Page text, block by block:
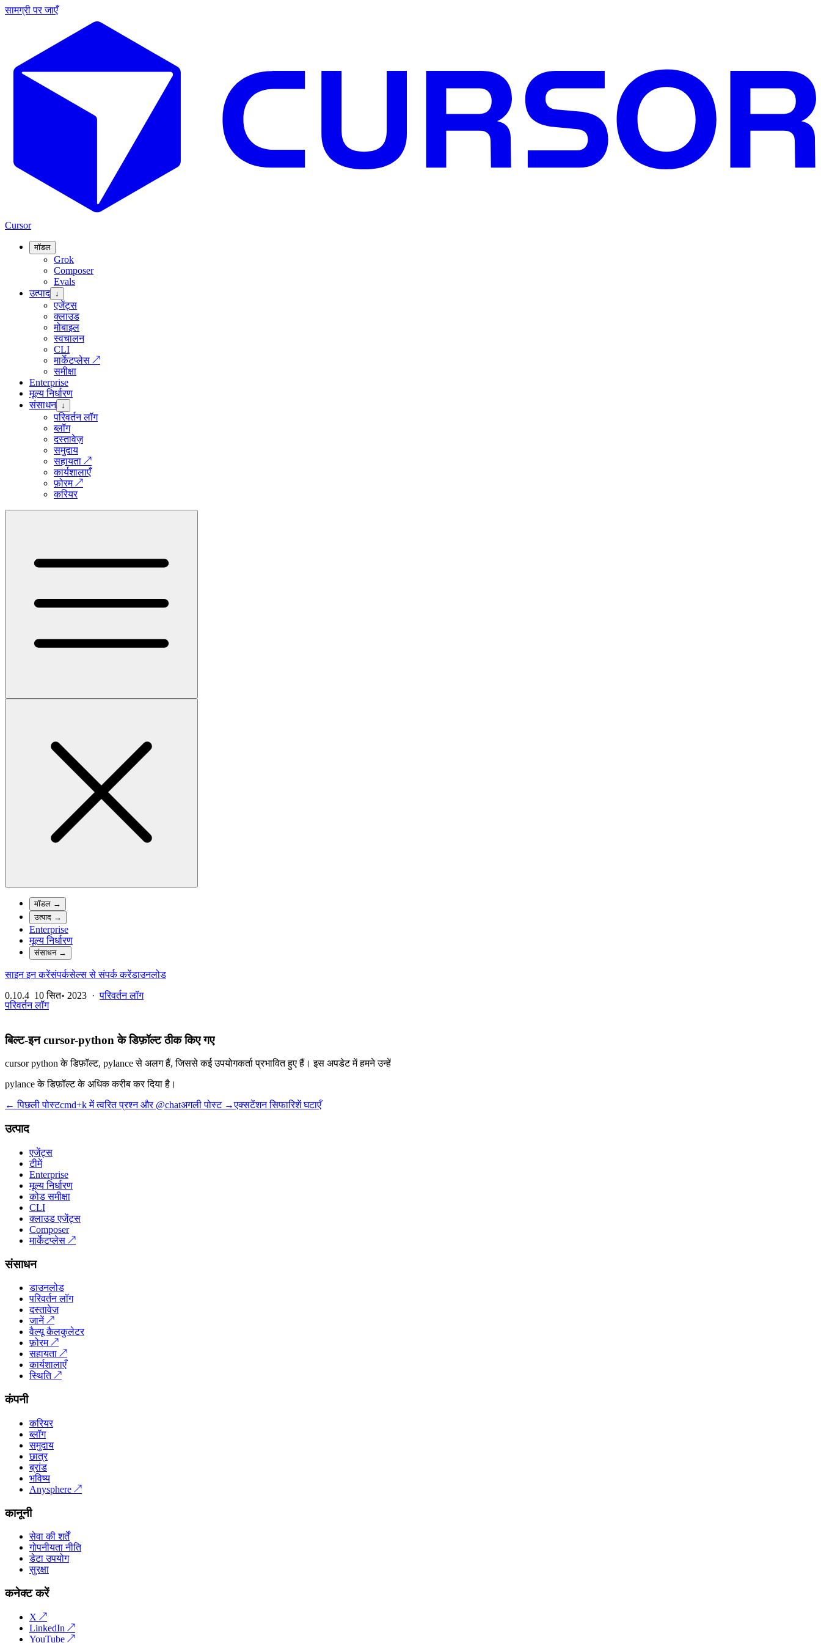
सामग्री पर जाएँ
Cursor
मॉडल
Grok
Composer
Evals
उत्पाद ↓
एजेंट्स
क्लाउड
मोबाइल
स्वचालन
CLI
मार्केटप्लेस ↗
समीक्षा
Enterprise
मूल्य निर्धारण
संसाधन ↓
परिवर्तन लॉग
ब्लॉग
दस्तावेज़
समुदाय
सहायता ↗
कार्यशालाएँ
फ़ोरम↗
करियर
मॉडल →
उत्पाद →
Enterprise
मूल्य निर्धारण
संसाधन→
साइन इन करेंसंपर्कसेल्स से संपर्क करेंडाउनलोड
0.10.4 10 सित॰ 2023 ·परिवर्तन लॉग
परिवर्तन लॉग
बिल्ट-इन cursor-python के डिफ़ॉल्ट ठीक किए गए
cursor python के डिफ़ॉल्ट, pylance से अलग हैं, जिससे कई उपयोगकर्ता प्रभावित हुए हैं। इस अपडेट में हमने उन्हें
pylance के डिफ़ॉल्ट के अधिक करीब कर दिया है।
← पिछली पोस्टcmd+k में त्वरित प्रश्न और @chatअगली पोस्ट →एक्सटेंशन सिफारिशें घटाएँ
उत्पाद
एजेंट्स
टीमें
Enterprise
मूल्य निर्धारण
कोड समीक्षा
CLI
क्लाउड एजेंट्स
Composer
मार्केटप्लेस ↗
संसाधन
डाउनलोड
परिवर्तन लॉग
दस्तावेज़
जानें↗
वैल्यू कैलकुलेटर
फ़ोरम↗
सहायता ↗
कार्यशालाएँ
स्थिति↗
कंपनी
करियर
ब्लॉग
समुदाय
छात्र
ब्रांड
भविष्य
Anysphere ↗
कानूनी
सेवा की शर्तें
गोपनीयता नीति
डेटा उपयोग
सुरक्षा
कनेक्ट करें
X ↗
LinkedIn ↗
YouTube ↗